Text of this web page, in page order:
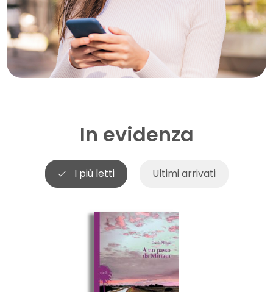
In evidenza
I più letti Ultimi arrivati